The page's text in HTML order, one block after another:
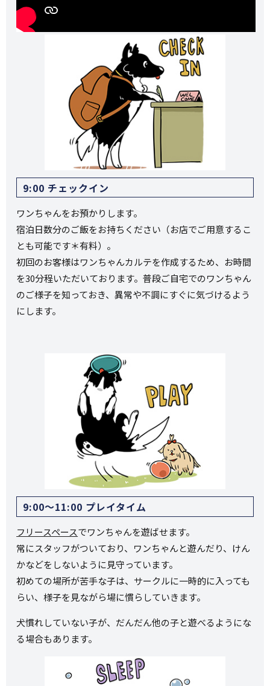
9:00 チェックイン
ワンちゃんをお預かりします。
宿泊日数分のご飯をお持ちください（お店でご用意するこ
とも可能です＊有料）。
初回のお客様はワンちゃんカルテを作成するため、お時間
を30分程いただいております。普段ご自宅でのワンちゃん
のご様子を知っておき、異常や不調にすぐに気づけるよう
にします。
9:00〜11:00 プレイタイム
フリースペースでワンちゃんを遊ばせます。
常にスタッフがついており、ワンちゃんと遊んだり、けん
かなどをしないように見守っています。
初めての場所が苦手な子は、サークルに一時的に入っても
らい、様子を見ながら場に慣らしていきます。
犬慣れしていない子が、だんだん他の子と遊べるようにな
る場合もあります。